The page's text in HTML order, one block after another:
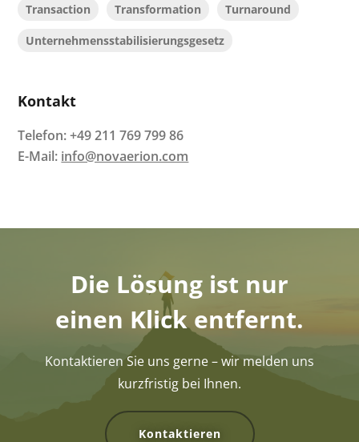
Transaction Transformation Turnaround
Unternehmensstabilisierungsgesetz
Kontakt
Telefon:+49 211 769 799 86
E-Mail: info@novaerion.com
Die Lösung ist nur
einen Klick entfernt.
Kontaktieren Sie uns gerne – wir melden uns
kurzfristig bei Ihnen.
Kontaktieren